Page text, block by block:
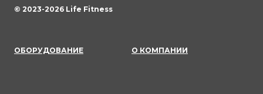
© 2023-2026 Life Fitness
ОБОРУДОВАНИЕ О КОМПАНИИ